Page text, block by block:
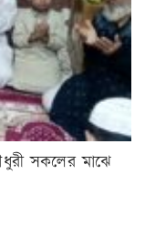
সকলের মাঝে